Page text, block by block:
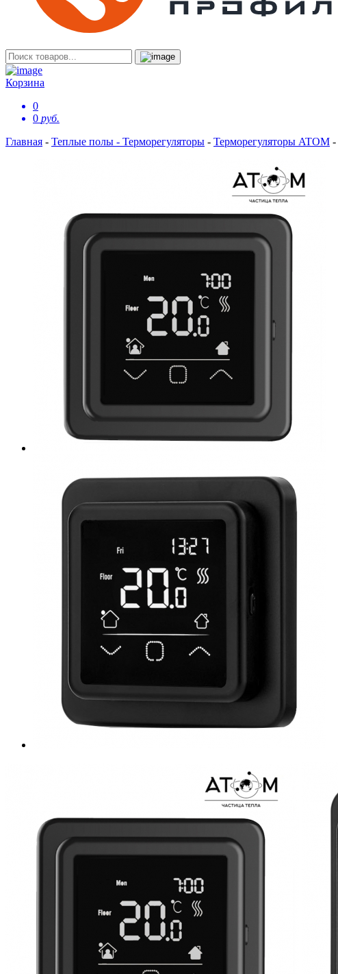
Корзина
0
0 руб.
Главная - Теплые полы - Терморегуляторы - Терморегуляторы ATOM -